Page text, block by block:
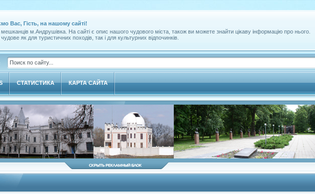
Вас, Гість, на нашому сайті!
м.Андрушівка. На сайті є опис нашого чудового міста, також ви можете знайти цікаву інформацію про нього.
як для туристичних походів, так і для культурних відпочинків.
СТАТИСТИКА КАРТА САЙТА